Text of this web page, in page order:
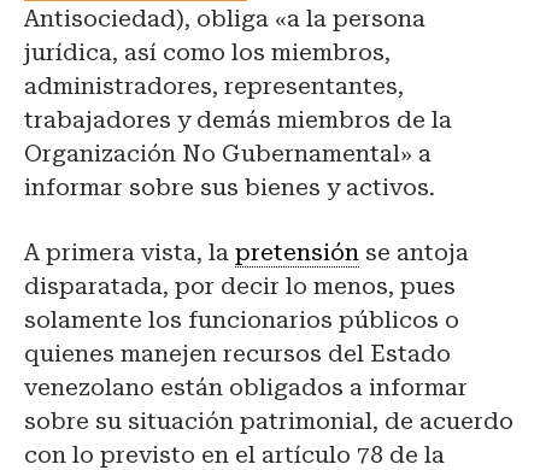
Antisociedad), obliga «a la persona
jurídica, así como los miembros,
administradores, representantes,
trabajadores y demás miembros de la
Organización No Gubernamental» a
informar sobre sus bienes y activos.
A primera vista, la pretensión se antoja
disparatada, por decir lo menos, pues
solamente los funcionarios públicos o
quienes manejen recursos del Estado
venezolano están obligados a informar
sobre su situación patrimonial, de acuerdo
con lo previsto en el artículo 78 de la